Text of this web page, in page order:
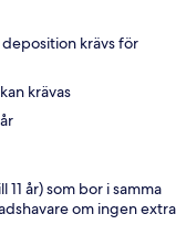
krävs för
krävas
år) som bor i samma
om ingen extra